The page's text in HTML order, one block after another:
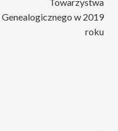
Towarzystwa
Genealogicznego w 2019
roku